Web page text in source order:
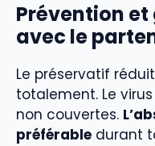
Prévention
avec le
Le préservatif
totalement. Le
non couvertes.
préférable durant